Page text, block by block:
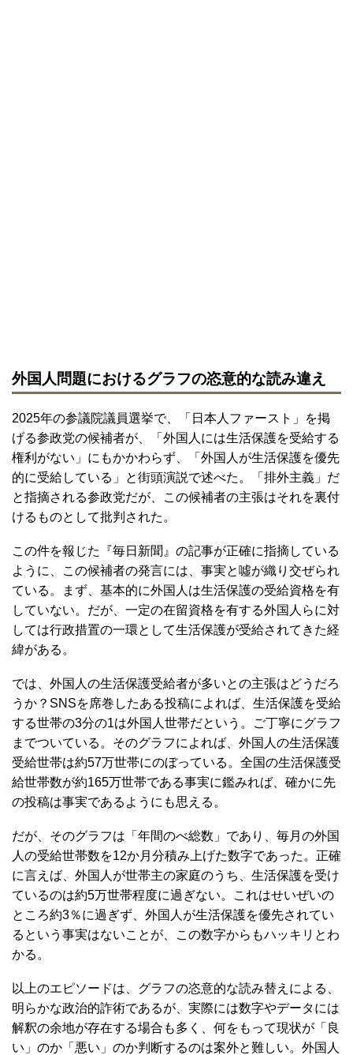
外国人問題におけるグラフの恣意的な読み違え
2025年の参議院議員選挙で、「日本人ファースト」を掲
げる参政党の候補者が、「外国人には生活保護を受給する
権利がない」にもかかわらず、「外国人が生活保護を優先
的に受給している」と街頭演説で述べた。「排外主義」だ
と指摘される参政党だが、この候補者の主張はそれを裏付
けるものとして批判された。
この件を報じた『毎日新聞』の記事が正確に指摘している
ように、この候補者の発言には、事実と噓が織り交ぜられ
ている。まず、基本的に外国人は生活保護の受給資格を有
していない。だが、一定の在留資格を有する外国人らに対
しては行政措置の一環として生活保護が受給されてきた経
緯がある。
では、外国人の生活保護受給者が多いとの主張はどうだろ
うか？SNSを席巻したある投稿によれば、生活保護を受給
する世帯の3分の1は外国人世帯だという。ご丁寧にグラフ
までついている。そのグラフによれば、外国人の生活保護
受給世帯は約57万世帯にのぼっている。全国の生活保護受
給世帯数が約165万世帯である事実に鑑みれば、確かに先
の投稿は事実であるようにも思える。
だが、そのグラフは「年間のべ総数」であり、毎月の外国
人の受給世帯数を12か月分積み上げた数字であった。正確
に言えば、外国人が世帯主の家庭のうち、生活保護を受け
ているのは約5万世帯程度に過ぎない。これはせいぜいの
ところ約3％に過ぎず、外国人が生活保護を優先されてい
るという事実はないことが、この数字からもハッキリとわ
かる。
以上のエピソードは、グラフの恣意的な読み替えによる、
明らかな政治的詐術であるが、実際には数字やデータには
解釈の余地が存在する場合も多く、何をもって現状が「良
い」のか「悪い」のか判断するのは案外と難しい。外国人